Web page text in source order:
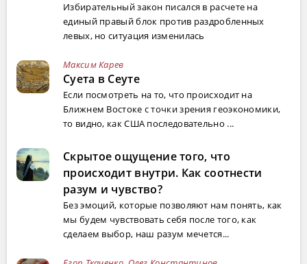
Избирательный закон писался в расчете на
единый правый блок против раздробленных
левых, но ситуация изменилась
Максим Карев
Суета в Сеуте
Если посмотреть на то, что происходит на
Ближнем Востоке с точки зрения геоэкономики,
то видно, как США последовательно ...
Скрытое ощущение того, что
происходит внутри. Как соотнести
разум и чувство?
Без эмоций, которые позволяют нам понять, как
мы будем чувствовать себя после того, как
сделаем выбор, наш разум мечется...